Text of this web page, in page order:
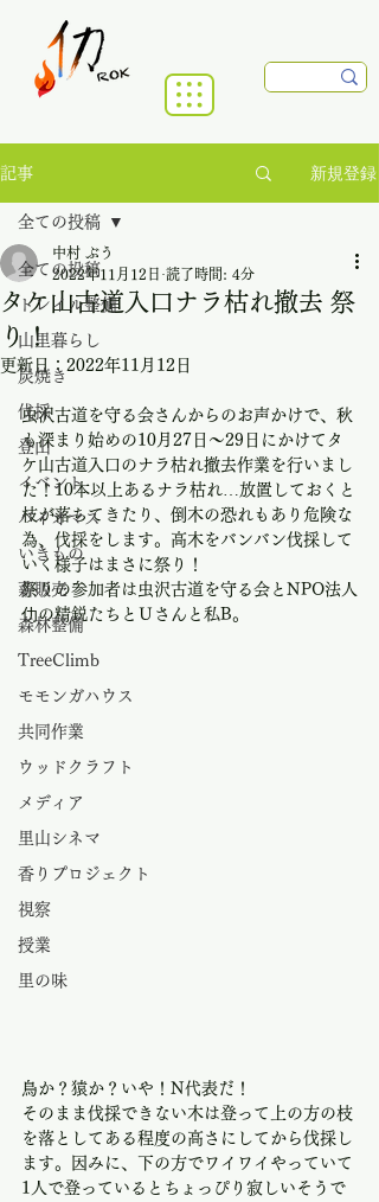
記事 新規登録
全ての投稿
トレイル整備
山里暮らし
炭焼き
伐採
登山
イベント
バイオマス
いきもの
薪販売
森林整備
TreeClimb
モモンガハウス
共同作業
ウッドクラフト
メディア
里山シネマ
香りプロジェクト
視察
授業
里の味
全ての投稿
タケ山古道入口ナラ枯れ撤去 祭
り！
中村 ぶう
2022年11月12日 読了時間: 4分
更新日： 2022年11月12日
虫沢古道を守る会さんからのお声かけで、秋
も深まり始めの10月27日～29日にかけてタ
ケ山古道入口のナラ枯れ撤去作業を行いまし
た！10本以上あるナラ枯れ…放置しておくと
枝が落ちてきたり、倒木の恐れもあり危険な
為、伐採をします。高木をバンバン伐採して
いく様子はまさに祭り！
祭りの参加者は虫沢古道を守る会とNPO法人
仂の精鋭たちとＵさんと私B。
鳥か？猿か？いや！N代表だ！
そのまま伐採できない木は登って上の方の枝
を落としてある程度の高さにしてから伐採し
ます。因みに、下の方でワイワイやっていて
1人で登っているとちょっぴり寂しいそうで